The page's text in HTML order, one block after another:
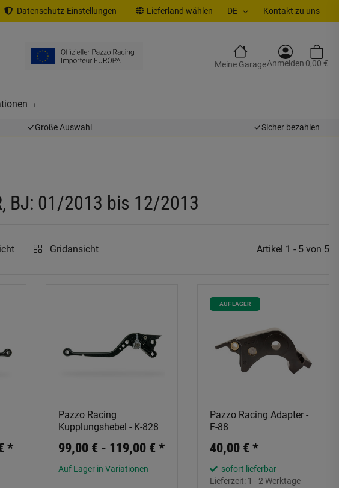
Datenschutz-Einstellungen Lieferland wählen DE Kontakt zu uns
Meine GarageAnmelden 0,00 €
Große Auswahl Sicher bezahlen
BJ: 01/2013 bis 12/2013
Gridansicht Artikel 1 - 5 von 5
*
Pazzo Racing
Kupplungshebel - K-828
99,00 € - 119,00 €*
Auf Lager in Variationen
AUF LAGER
Pazzo Racing Adapter -
F-88
40,00 €*
sofort lieferbar
Lieferzeit: 1 - 2 Werktage